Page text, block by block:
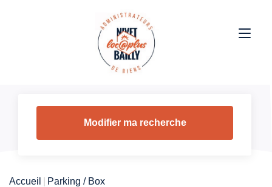
Modifier ma recherche
Accueil Parking / Box